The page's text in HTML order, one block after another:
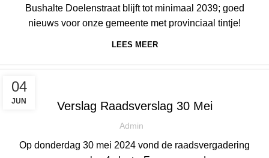
Bushalte Doelenstraat blijft tot minimaal 2039; goed
nieuws voor onze gemeente met provinciaal tintje!
LEES MEER
04
JUN
NIEUWS
Verslag Raadsverslag 30 Mei
Admin
Op donderdag 30 mei 2024 vond de raadsvergadering